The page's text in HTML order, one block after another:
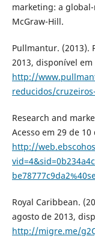
marketing: a
McGraw-Hill.
Pullmantur. (2013).
2013, disponível em
http://
reducidos/
Research and
Acesso em 29 de
http://
Royal Caribbean.
agosto de 2013,
http://migre.me/